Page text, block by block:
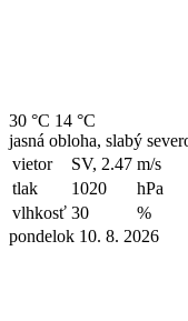
30 °C 14 °C
jasná obloha, slabý
vietor
SV, 2.47 m/s
tlak
1020
hPa
vlhkosť 30
%
pondelok 10. 8. 2026